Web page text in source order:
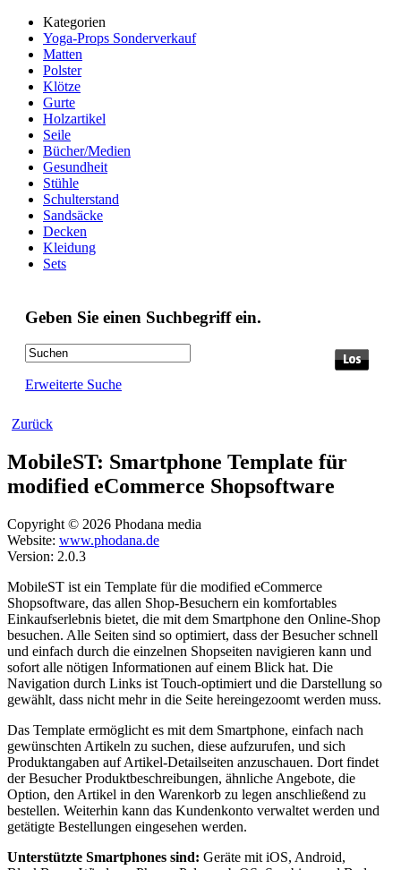
Kategorien
Yoga-Props Sonderverkauf
Matten
Polster
Klötze
Gurte
Holzartikel
Seile
Bücher/Medien
Gesundheit
Stühle
Schulterstand
Sandsäcke
Decken
Kleidung
Sets
Geben Sie einen Suchbegriff ein.
Erweiterte Suche
Zurück
MobileST: Smartphone Template für
modified eCommerce Shopsoftware
Copyright © 2026 Phodana media
Website: www.phodana.de
Version: 2.0.3
MobileST ist ein Template für die modified eCommerce
Shopsoftware, das allen Shop-Besuchern ein komfortables
Einkaufserlebnis bietet, die mit dem Smartphone den Online-Shop
besuchen. Alle Seiten sind so optimiert, dass der Besucher schnell
und einfach durch die einzelnen Shopseiten navigieren kann und
sofort alle nötigen Informationen auf einem Blick hat. Die
Navigation durch Links ist Touch-optimiert und die Darstellung so
gewählt, dass nicht mehr in die Seite hereingezoomt werden muss.
Das Template ermöglicht es mit dem Smartphone, einfach nach
gewünschten Artikeln zu suchen, diese aufzurufen, und sich
Produktangaben auf Artikel-Detailseiten anzuschauen. Dort findet
der Besucher Produktbeschreibungen, ähnliche Angebote, die
Option, den Artikel in den Warenkorb zu legen anschließend zu
bestellen. Weiterhin kann das Kundenkonto verwaltet werden und
getätigte Bestellungen eingesehen werden.
Unterstützte Smartphones sind: Geräte mit iOS, Android,